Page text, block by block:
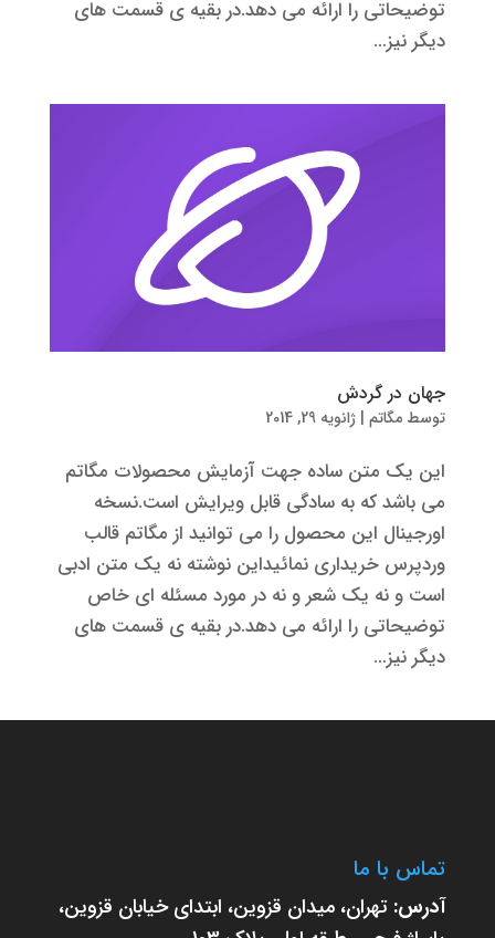
توضیحاتی را ارائه می دهد.در بقیه ی قسمت های
دیگر نیز...
جهان در گردش
توسط مگاتم| ژانویه 29, 2014
این یک متن ساده جهت آزمایش محصولات مگاتم
می باشد که به سادگی قابل ویرایش است.نسخه
اورجینال این محصول را می توانید از مگاتم قالب
وردپرس خریداری نمائیداین نوشته نه یک متن ادبی
است و نه یک شعر و نه در مورد مسئله ای خاص
توضیحاتی را ارائه می دهد.در بقیه ی قسمت های
دیگر نیز...
تماس با ما
آدرس: تهران، میدان قزوین، ابتدای خیابان قزوین،